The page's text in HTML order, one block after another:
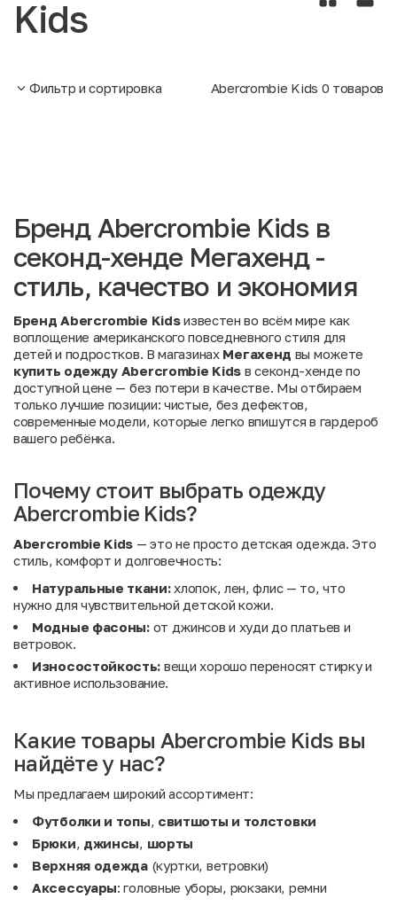
Kids
Фильтр и сортировка Abercrombie Kids 0 товаров
Бренд Abercrombie Kids в
секонд-хенде Мегахенд -
стиль, качество и экономия
Бренд Abercrombie Kidsизвестен во всём мире как
воплощение американского повседневного стиля для
детей и подростков. В магазинах Мегахенд вы можете
купить одежду Abercrombie Kids в секонд-хенде по
доступной цене — без потери в качестве. Мы отбираем
только лучшие позиции: чистые, без дефектов,
современные модели, которые легко впишутся в гардероб
вашего ребёнка.
Почему стоит выбрать одежду
Abercrombie Kids?
Abercrombie Kids — это не просто детская одежда. Это
стиль, комфорт и долговечность:
Натуральные ткани:хлопок, лен, флис — то, что
нужно для чувствительной детской кожи.
Модные фасоны:от джинсов и худи до платьев и
ветровок.
Износостойкость: вещи хорошо переносят стирку и
активное использование.
Какие товары Abercrombie Kids вы
найдёте у нас?
Мы предлагаем широкий ассортимент:
Футболки и топы свитшоты и толстовки
Брюки
джинсы
шорты
Верхняя одежда(куртки, ветровки)
Аксессуары: головные уборы, рюкзаки, ремни